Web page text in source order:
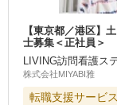
【東京都／港区】
士募集＜正社員＞
LIVING訪問看護ス
株式会社MIYABI雅
転職支援サービ